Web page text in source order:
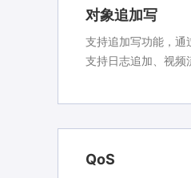
对象追加写
支持追加写功能，通
支持日志追加、视频
QoS